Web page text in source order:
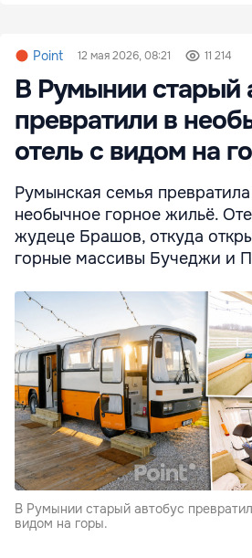
Point 12 мая 2026, 08:21 11 214
В Румынии старый
превратили в
отель с видом на
Румынская семья
необычное горное жильё.
жудеце Брашов, откуда
горные массивы Бучеджи и
В Румынии старый автобус
видом на горы.